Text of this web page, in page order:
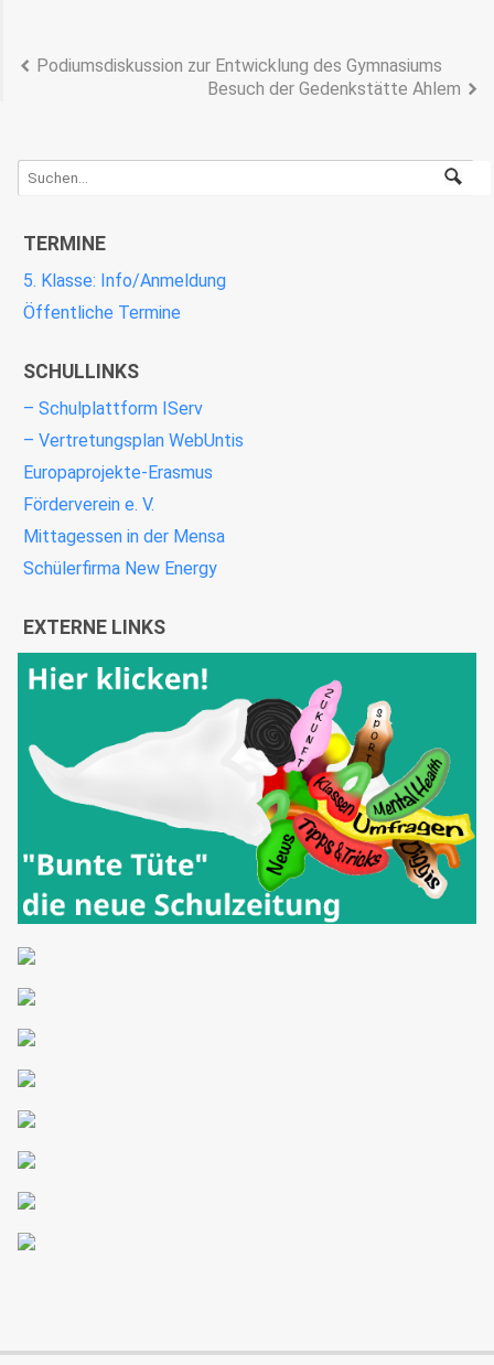
Podiumsdiskussion zur Entwicklung des Gymnasiums
Besuch der Gedenkstätte Ahlem
TERMINE
5. Klasse: Info/Anmeldung
Öffentliche Termine
SCHULLINKS
– Schulplattform IServ
– Vertretungsplan WebUntis
Europaprojekte-Erasmus
Förderverein e. V.
Mittagessen in der Mensa
Schülerfirma New Energy
EXTERNE LINKS